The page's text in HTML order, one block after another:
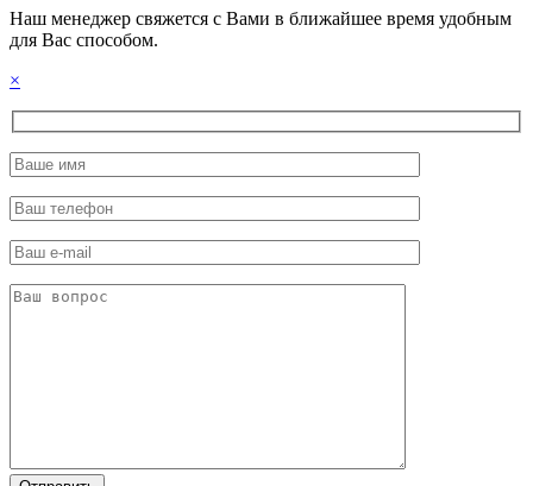
Наш менеджер свяжется с Вами в ближайшее время удобным
для Вас способом.
×